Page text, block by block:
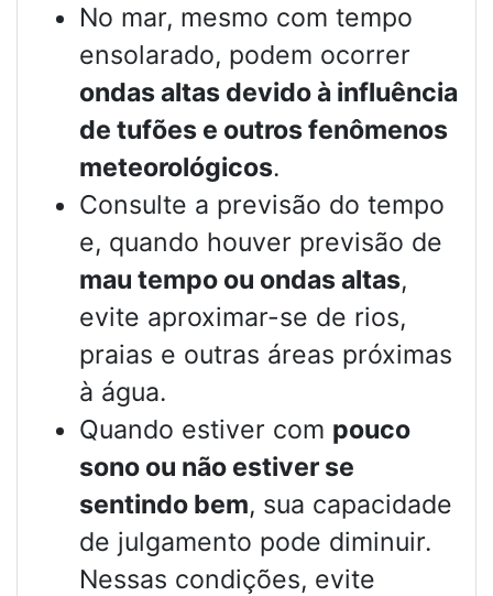
No mar, mesmo com tempo
ensolarado, podem ocorrer
ondas altas devido à influência
de tufões e outros fenômenos
meteorológicos.
Consulte a previsão do tempo
e, quando houver previsão de
mau tempo ou ondas altas,
evite aproximar-se de rios,
praias e outras áreas próximas
à água.
Quando estiver com pouco
sono ou não estiver se
sentindo bem, sua capacidade
de julgamento pode diminuir.
Nessas condições, evite